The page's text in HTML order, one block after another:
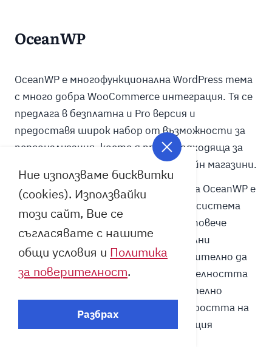
OceanWP
OceanWP е многофункционална WordPress тема
с много добра WooCommerce интеграция. Тя се
предлага в безплатна и Pro версия и
предоставя широк набор от възможности за
персонализация, което я прави подходяща за
различни видове уебсайтове и онлайн магазини.
Една от основните силни страни на OceanWP е
нейната гъвкавост и богатата екосистема
от разширения. При използване на повече
активни екстеншъни и допълнителни
функционалности обаче е препоръчително да
се обръща внимание на производителността
на сайта, тъй като всяко допълнително
разширение може да повлияе на скоростта на
зареждане. При правилна конфигурация
Ние използваме бисквитки
(cookies). Използвайки
този сайт, Вие се
съгласявате с нашите
общи условия и Политика
за поверителност.
Разбрах